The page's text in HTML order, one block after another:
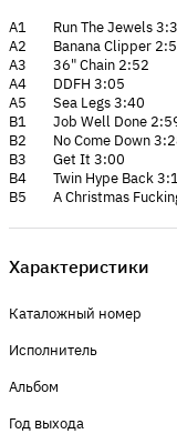
A1 Run The Jewels
A2 Banana Clipper
A3 36" Chain 2:52
A4 DDFH 3:05
A5 Sea Legs 3:40
B1 Job Well Done
B2 No Come Down
B3 Get It 3:00
B4 Twin Hype Back
B5 A Christmas
Характеристики
Каталожный номер
Исполнитель
Альбом
Год выхода